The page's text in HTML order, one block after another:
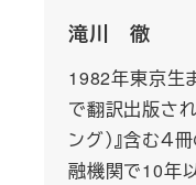
滝川 徹
1982年東京生
で翻訳出版さ
ング）』含む４
融機関で10年